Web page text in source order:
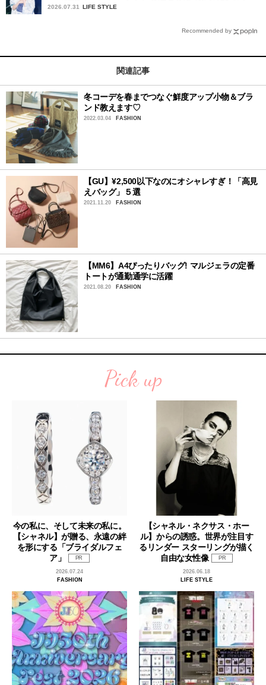
2026.07.31 LIFE STYLE
Recommended by
関連記事
冬コーデを春までつなぐ鮮度アップ小物＆ブラ
ンド教えます♡
2022.03.04 FASHION
【GU】¥2,500以下なのにオシャレすぎ！「高見
えバッグ」５選
2021.11.20 FASHION
【MM6】A4ぴったりバッグ! マルジェラの定番
トートが通勤通学に活躍
2021.08.20 FASHION
Pick up
今の私に、そして未来の私に。
【シャネル】が贈る、永遠の絆
を形にする「ブライダルフェ
ア」
PR
2026.07.24
FASHION
【シャネル・ネクサス・ホー
ル】からの誘惑。世界が注目す
るリンダー スターリングが描く
自由な女性像
PR
2026.06.18
LIFE STYLE